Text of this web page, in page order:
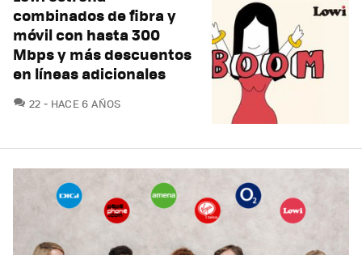
combinados de fibra y
móvil con hasta 300
Mbps y más descuentos
en líneas adicionales
22 COMENTARIOS
HACE 6 AÑOS